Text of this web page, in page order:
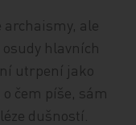
archaismy, ale
hlavních
utrpení jako
čem píše, sám
dušností.